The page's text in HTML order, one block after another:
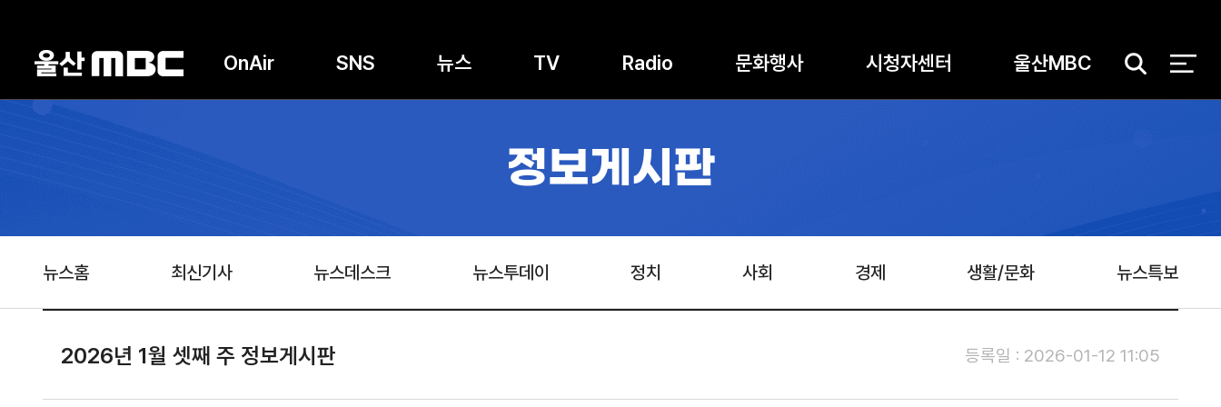
OnAir SNS 뉴스 TV Radio 문화행사 시청자센터 울산MBC
검
정보게시판
뉴스홈 최신기사 뉴스데스크 뉴스투데이 정치 사회 경제 생활/문화 뉴스특보
2026년 1월 셋째 주 정보게시판 등록일 : 2026-01-12 11:05